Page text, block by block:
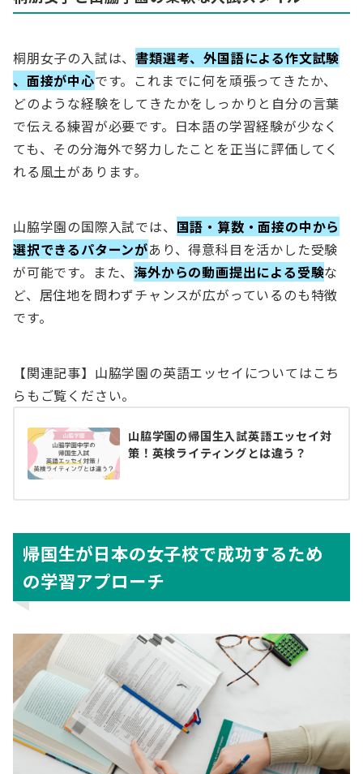
桐朋女子の入試は、書類選考、外国語による作文試験
、面接が中心です。これまでに何を頑張ってきたか、
どのような経験をしてきたかをしっかりと自分の言葉
で伝える練習が必要です。日本語の学習経験が少なく
ても、その分海外で努力したことを正当に評価してく
れる風土があります。
山脇学園の国際入試では、 国語・算数・面接の中から
選択できるパターンがあり、得意科目を活かした受験
が可能です。また、 海外からの動画提出による受験な
ど、居住地を問わずチャンスが広がっているのも特徴
です。
【関連記事】山脇学園の英語エッセイについてはこち
らもご覧ください。
山脇学園の帰国生入試英語エッセイ対
策！英検ライティングとは違う？
帰国生が日本の女子校で成功するため
の学習アプローチ